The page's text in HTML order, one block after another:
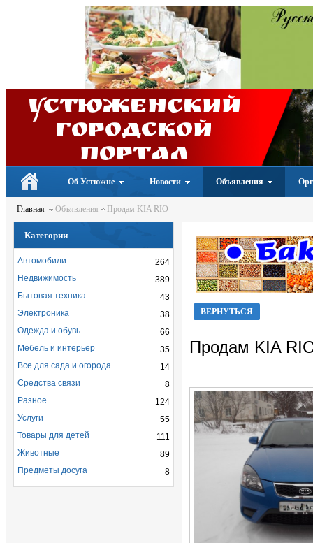
Устюженский
Городской
портал
Об Устюжне Новости Объявления
Главная Объявления Продам KIA RIO
ВЕРНУТЬСЯ
Продам KIA
Категории
264
Автомобили
389
Недвижимость
43
Бытовая техника
38
Электроника
66
Одежда и обувь
35
Мебель и интерьер
14
Все для сада и огорода
8
Средства связи
124
Разное
55
Услуги
111
Товары для детей
89
Животные
8
Предметы досуга